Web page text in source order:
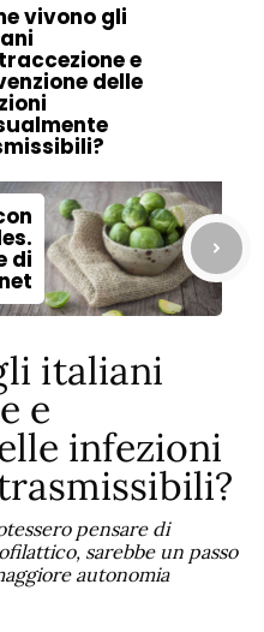
vivono gli
e
delle
di
italiani
e
infezioni
pensare di
sarebbe un passo
autonomia